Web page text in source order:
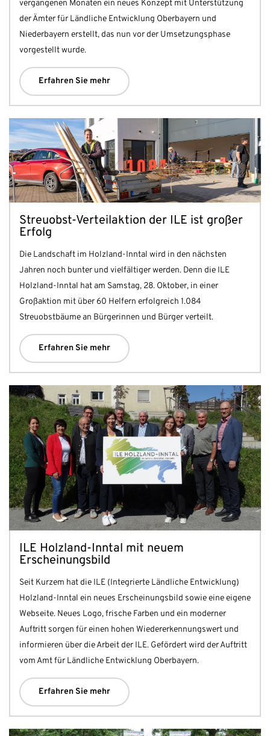
vergangenen Monaten ein neues Konzept mit Unterstützung
der Ämter für Ländliche Entwicklung Oberbayern und
Niederbayern erstellt, das nun vor der Umsetzungsphase
vorgestellt wurde.
Erfahren Sie mehr
Streuobst-Verteilaktion der ILE ist großer
Erfolg
Die Landschaft im Holzland-Inntal wird in den nächsten
Jahren noch bunter und vielfältiger werden. Denn die ILE
Holzland-Inntal hat am Samstag, 28. Oktober, in einer
Großaktion mit über 60 Helfern erfolgreich 1.084
Streuobstbäume an Bürgerinnen und Bürger verteilt.
Erfahren Sie mehr
ILE Holzland-Inntal mit neuem
Erscheinungsbild
Seit Kurzem hat die ILE (Integrierte Ländliche Entwicklung)
Holzland-Inntal ein neues Erscheinungsbild sowie eine eigene
Webseite. Neues Logo, frische Farben und ein moderner
Auftritt sorgen für einen hohen Wiedererkennungswert und
informieren über die Arbeit der ILE. Gefördert wird der Auftritt
vom Amt für Ländliche Entwicklung Oberbayern.
Erfahren Sie mehr